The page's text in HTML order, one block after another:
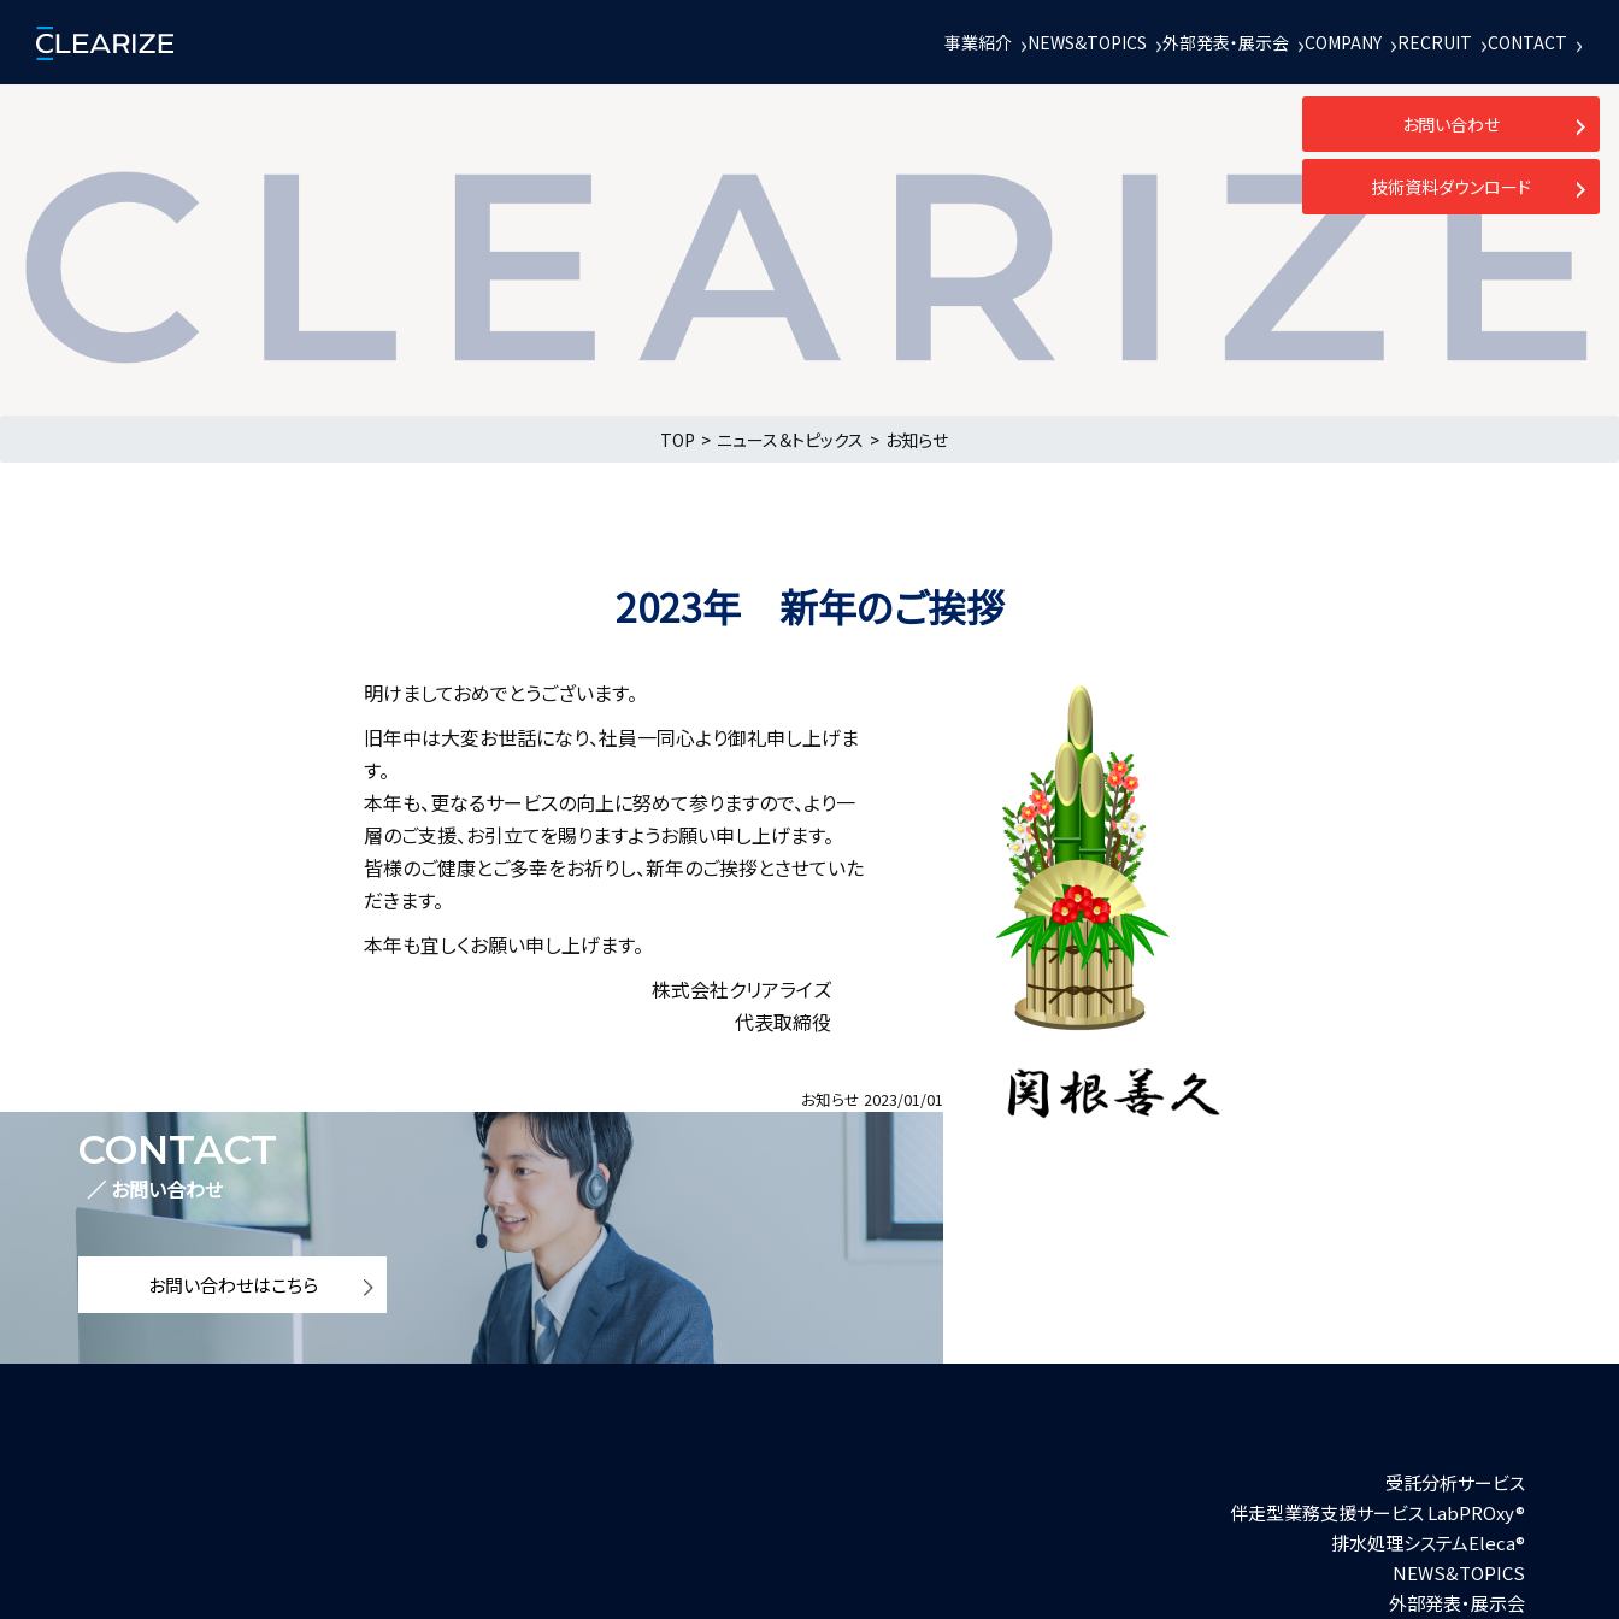
お問い合わせ
技術資料ダウンロード
事業紹介 NEWS&TOPICS 外部発表・展示会 COMPANY RECRUIT CONTACT
TOP ニュース＆トピックス お知らせ
2023年 新年のご挨拶
明けましておめでとうございます。
旧年中は大変お世話になり、社員一同心より御礼申し上げま
す。
本年も、更なるサービスの向上に努めて参りますので、より一
層のご支援、お引立てを賜りますようお願い申し上げます。
皆様のご健康とご多幸をお祈りし、新年のご挨拶とさせていた
だきます。
本年も宜しくお願い申し上げます。
株式会社クリアライズ
代表取締役
お知らせ 2023/01/01
CONTACT
／ お問い合わせ
お問い合わせはこちら
受託分析サービス
伴走型業務支援サービス LabPROxy®
排水処理システムEleca®
NEWS&TOPICS
外部発表・展示会